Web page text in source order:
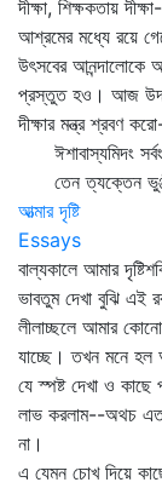
দীক্ষা, শিক্ষকতায়
আশ্রমের মধ্যে রয়ে
উৎসবের আনন্দালোকে
প্রস্তুত হও। আজ
দীক্ষার মন্ত্র শ্রবণ
ঈশাবাস্যমিদং
তেন ত্যক্তেন
আত্মার দৃষ্টি
Essays
বাল্যকালে আমার
ভাবতুম দেখা বুঝি এই
লীলাচ্ছলে আমার কোনো
যাচ্ছে। তখন মনে হল
যে স্পষ্ট দেখা ও কাছে
লাভ করলাম--অথচ
না।
এ যেমন চোখ দিয়ে